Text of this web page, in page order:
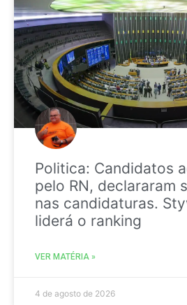
Politica: Candidatos
pelo RN, declararam
nas candidaturas.
liderá o ranking
VER MATÉRIA »
4 de agosto de 2026